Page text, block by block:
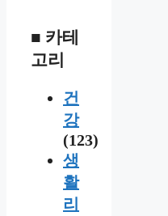
■ 카테
고리
건
강
(123)
생
활
리